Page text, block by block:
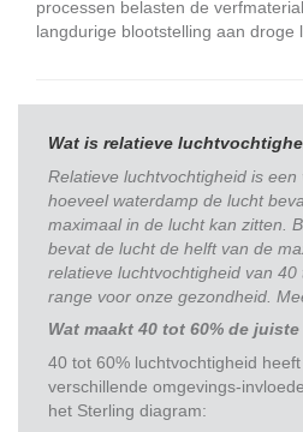
processen belasten de
langdurige blootstelling aan droge
Wat is relatieve
Relatieve luchtvochtigheid is
hoeveel waterdamp de lucht
maximaal in de lucht kan zitten.
bevat de lucht de helft van de
relatieve luchtvochtigheid van
range voor onze gezondheid.
Wat maakt 40 tot 60% de
40 tot 60% luchtvochtigheid
verschillende omgevings-
het Sterling diagram: